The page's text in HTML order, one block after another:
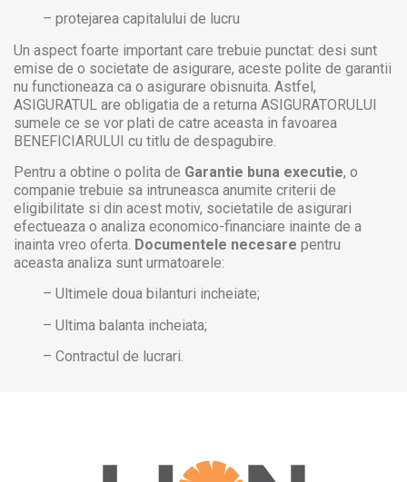
– protejarea capitalului de lucru
Un aspect foarte important care trebuie punctat: desi sunt
emise de o societate de asigurare, aceste polite de garantii
nu functioneaza ca o asigurare obisnuita. Astfel,
ASIGURATUL are obligatia de a returna ASIGURATORULUI
sumele ce se vor plati de catre aceasta in favoarea
BENEFICIARULUI cu titlu de despagubire.
Pentru a obtine o polita de Garantie buna executie, o
companie trebuie sa intruneasca anumite criterii de
eligibilitate si din acest motiv, societatile de asigurari
efectueaza o analiza economico-financiare inainte de a
inainta vreo oferta. Documentele necesare pentru
aceasta analiza sunt urmatoarele:
– Ultimele doua bilanturi incheiate;
– Ultima balanta incheiata;
– Contractul de lucrari.